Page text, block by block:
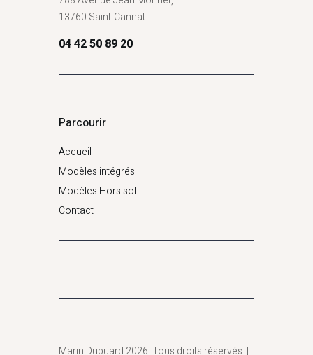
13760 Saint-Cannat
04 42 50 89 20
Parcourir
Accueil
Modèles intégrés
Modèles Hors sol
Contact
Marin Dubuard 2026. Tous droits réservés. |